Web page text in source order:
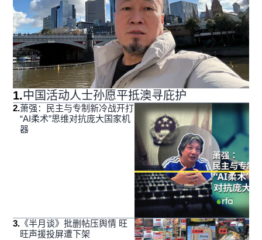
1.中国活动人士孙愿平抵澳寻庇护
2.萧强：民主与专制新冷战开打
“AI柔术”思维对抗庞大国家机
器
3. 《半月谈》批删帖压舆情 旺
旺声援投屏遭下架